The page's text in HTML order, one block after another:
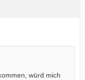
würd mich